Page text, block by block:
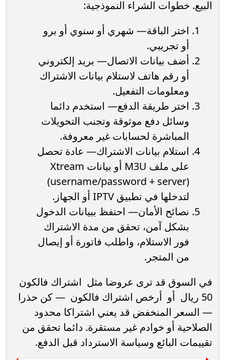
البيع. خطوات الشراء النموذجية:
اختر الباقة— شهري أو سنوي أو برو
أو تجريبي.
أضف بيانات الاتصال— بريد إلكتروني
أو رقم هاتف لاستلام بيانات الاشتراك
ومعلومات التفعيل.
اختر طريقة الدفع— استخدم دائما
وسائل دفع موثوقة وتجنب التحويلات
المباشرة لحسابات غير معروفة.
استلام بيانات الاشتراك— عادة تحصل
على ملف M3U أو بيانات Xtream
(username/password + server)
لتدخلها في تطبيق IPTV أو الجهاز.
نصائح الأمان— احتفظ ببيانات الدخول
بشكل آمن، تحقق من مدة الاشتراك
فور الاستلام، واطلب فاتورة أو إيصال
من المتجر.
في السوق قد ترى عروضا مثل اشتراك فالكون
50 ريال أو أرخص اشتراك فالكون — كن حذرا
— السعر المنخفض قد يعني اشتراكا محدود
الصلاحية أو خوادم غير مستقرة. دائما تحقق من
تقييمات البائع وسياسة الاسترداد قبل الدفع.